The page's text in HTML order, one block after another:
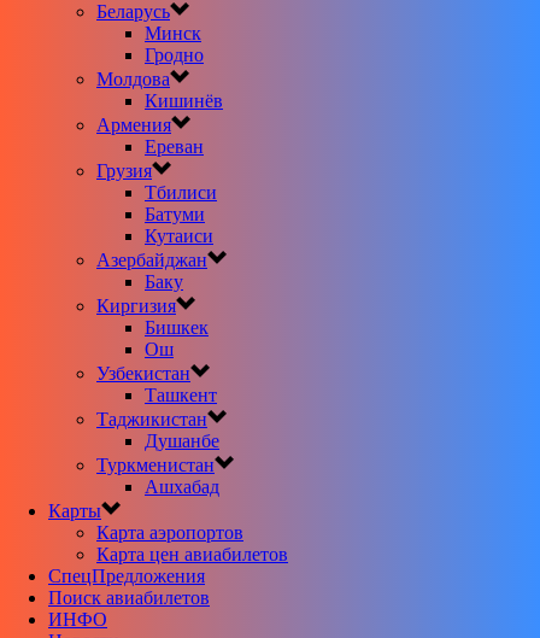
Беларусь
Минск
Гродно
Молдова
Кишинёв
Армения
Ереван
Грузия
Тбилиси
Батуми
Кутаиси
Азербайджан
Баку
Киргизия
Бишкек
Ош
Узбекистан
Ташкент
Таджикистан
Душанбе
Туркменистан
Ашхабад
Карты
Карта аэропортов
Карта цен авиабилетов
CпецПредложения
Поиск авиабилетов
ИНФО